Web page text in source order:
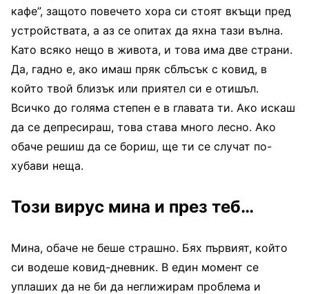
кафе”, защото повечето хора си стоят вкъщи пред
устройствата, а аз се опитах да яхна тази вълна.
Като всяко нещо в живота, и това има две страни.
Да, гадно е, ако имаш пряк сблъсък с ковид, в
който твой близък или приятел си е отишъл.
Всичко до голяма степен е в главата ти. Ако искаш
да се депресираш, това става много лесно. Ако
обаче решиш да се бориш, ще ти се случат по-
хубави неща.
Този вирус мина и през теб…
Мина, обаче не беше страшно. Бях първият, който
си водеше ковид-дневник. В един момент се
уплаших да не би да неглижирам проблема и